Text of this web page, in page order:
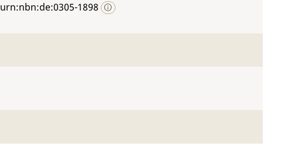
urn:nbn:de:0305-1898